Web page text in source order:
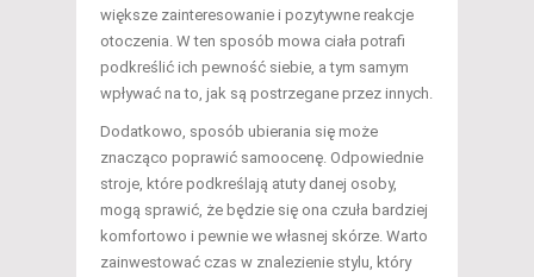
większe zainteresowanie i pozytywne reakcje
otoczenia. W ten sposób mowa ciała potrafi
podkreślić ich pewność siebie, a tym samym
wpływać na to, jak są postrzegane przez innych.
Dodatkowo, sposób ubierania się może
znacząco poprawić samoocenę. Odpowiednie
stroje, które podkreślają atuty danej osoby,
mogą sprawić, że będzie się ona czuła bardziej
komfortowo i pewnie we własnej skórze. Warto
zainwestować czas w znalezienie stylu, który